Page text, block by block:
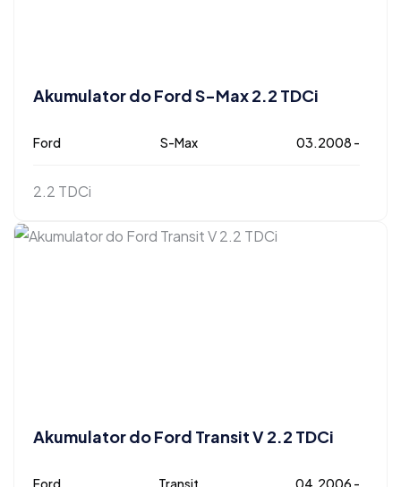
Akumulator do Ford S-Max 2.2 TDCi
Ford S-Max 03.2008 -
2.2 TDCi
Akumulator do Ford Transit V 2.2 TDCi
Ford Transit 04.2006 -